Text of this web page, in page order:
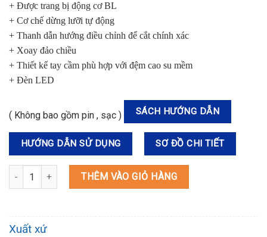
+ Được trang bị động cơ BL
+ Cơ chế dừng lưỡi tự động
+ Thanh dẫn hướng điều chỉnh để cắt chính xác
+ Xoay đảo chiều
+ Thiết kế tay cầm phù hợp với đệm cao su mềm
+ Đèn LED
( Không bao gồm pin , sạc ) SÁCH HƯỚNG DẪN
HƯỚNG DẪN SỬ DỤNG SƠ ĐỒ CHI TIẾT
SC103DZ MÁY CHẤN THÉP DÙNG PIN(BL)(12V MAX) số lượng
THÊM VÀO GIỎ HÀNG
Xuất xứ